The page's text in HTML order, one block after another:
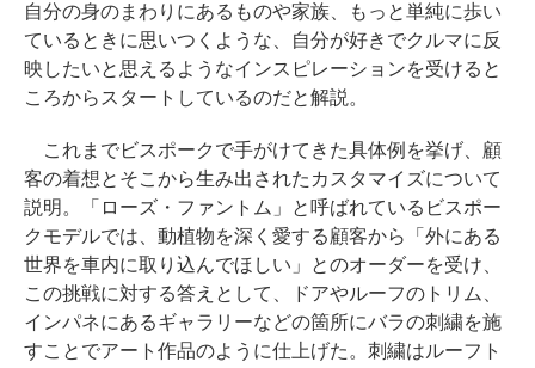
自分の身のまわりにあるものや家族、もっと単純に歩い
ているときに思いつくような、自分が好きでクルマに反
映したいと思えるようなインスピレーションを受けると
ころからスタートしているのだと解説。
これまでビスポークで手がけてきた具体例を挙げ、顧
客の着想とそこから生み出されたカスタマイズについて
説明。「ローズ・ファントム」と呼ばれているビスポー
クモデルでは、動植物を深く愛する顧客から「外にある
世界を車内に取り込んでほしい」とのオーダーを受け、
この挑戦に対する答えとして、ドアやルーフのトリム、
インパネにあるギャラリーなどの箇所にバラの刺繍を施
すことでアート作品のように仕上げた。刺繍はルーフト